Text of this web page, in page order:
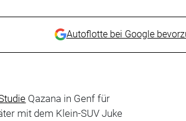
Autoflotte bei Google
Qazana in Genf für
mit dem Klein-SUV Juke